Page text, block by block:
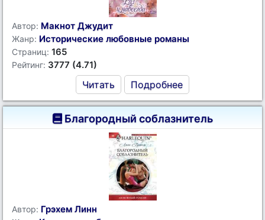
Автор: Макнот Джудит
Жанр: Исторические любовные романы
Страниц: 165
Рейтинг: 3777 (4.71)
Читать Подробнее
Благородный соблазнитель
Автор: Грэхем Линн